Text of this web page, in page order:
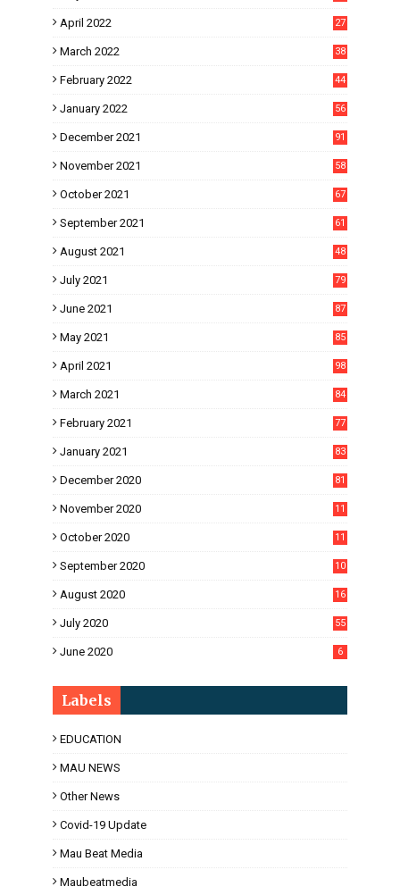
April 2022 27
March 2022 38
February 2022 44
January 2022 56
December 2021 91
November 2021 58
October 2021 67
September 2021 61
August 2021 48
July 2021 79
June 2021 87
May 2021 85
April 2021 98
March 2021 84
February 2021 77
January 2021 83
December 2020 81
November 2020
11
October 2020
11
September 2020
10
August 2020
16
July 2020 55
June 2020 6
Labels
EDUCATION
MAU NEWS
Other News
Covid-19 Update
Mau Beat Media
Maubeatmedia